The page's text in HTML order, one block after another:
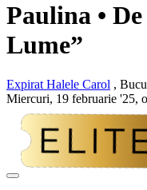
Paulina •
Lume”
Expirat Halele Carol ,
Miercuri, 19 februarie '25,
Adaugă